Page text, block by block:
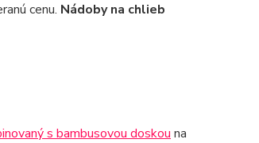
cenu. Nádoby na chlieb
s bambusovou doskou na